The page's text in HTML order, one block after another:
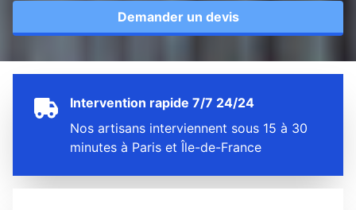
Demander un devis
Intervention rapide 7/7 24/24
Nos artisans interviennent sous 15 à 30
minutes à Paris et Île-de-France